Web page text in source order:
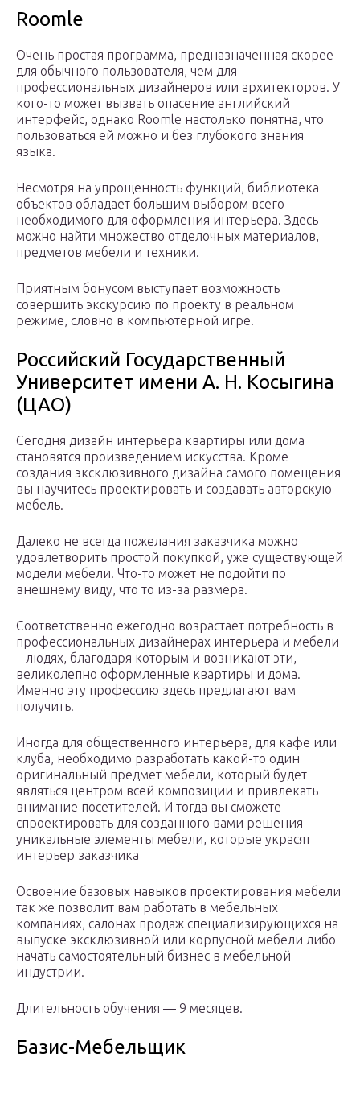
Roomle
Очень простая программа, предназначенная скорее
для обычного пользователя, чем для
профессиональных дизайнеров или архитекторов. У
кого-то может вызвать опасение английский
интерфейс, однако Roomle настолько понятна, что
пользоваться ей можно и без глубокого знания
языка.
Несмотря на упрощенность функций, библиотека
объектов обладает большим выбором всего
необходимого для оформления интерьера. Здесь
можно найти множество отделочных материалов,
предметов мебели и техники.
Приятным бонусом выступает возможность
совершить экскурсию по проекту в реальном
режиме, словно в компьютерной игре.
Российский Государственный
Университет имени А. Н. Косыгина
(ЦАО)
Сегодня дизайн интерьера квартиры или дома
становятся произведением искусства. Кроме
создания эксклюзивного дизайна самого помещения
вы научитесь проектировать и создавать авторскую
мебель.
Далеко не всегда пожелания заказчика можно
удовлетворить простой покупкой, уже существующей
модели мебели. Что-то может не подойти по
внешнему виду, что то из-за размера.
Соответственно ежегодно возрастает потребность в
профессиональных дизайнерах интерьера и мебели
– людях, благодаря которым и возникают эти,
великолепно оформленные квартиры и дома.
Именно эту профессию здесь предлагают вам
получить.
Иногда для общественного интерьера, для кафе или
клуба, необходимо разработать какой-то один
оригинальный предмет мебели, который будет
являться центром всей композиции и привлекать
внимание посетителей. И тогда вы сможете
спроектировать для созданного вами решения
уникальные элементы мебели, которые украсят
интерьер заказчика
Освоение базовых навыков проектирования мебели
так же позволит вам работать в мебельных
компаниях, салонах продаж специализирующихся на
выпуске эксклюзивной или корпусной мебели либо
начать самостоятельный бизнес в мебельной
индустрии.
Длительность обучения — 9 месяцев.
Базис-Мебельщик